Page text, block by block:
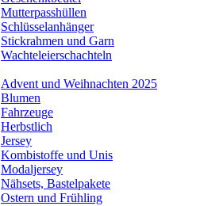
Mutterpasshüllen
Schlüsselanhänger
Stickrahmen und Garn
Wachteleierschachteln
Advent und Weihnachten 2025
Blumen
Fahrzeuge
Herbstlich
Jersey
Kombistoffe und Unis
Modaljersey
Nähsets, Bastelpakete
Ostern und Frühling